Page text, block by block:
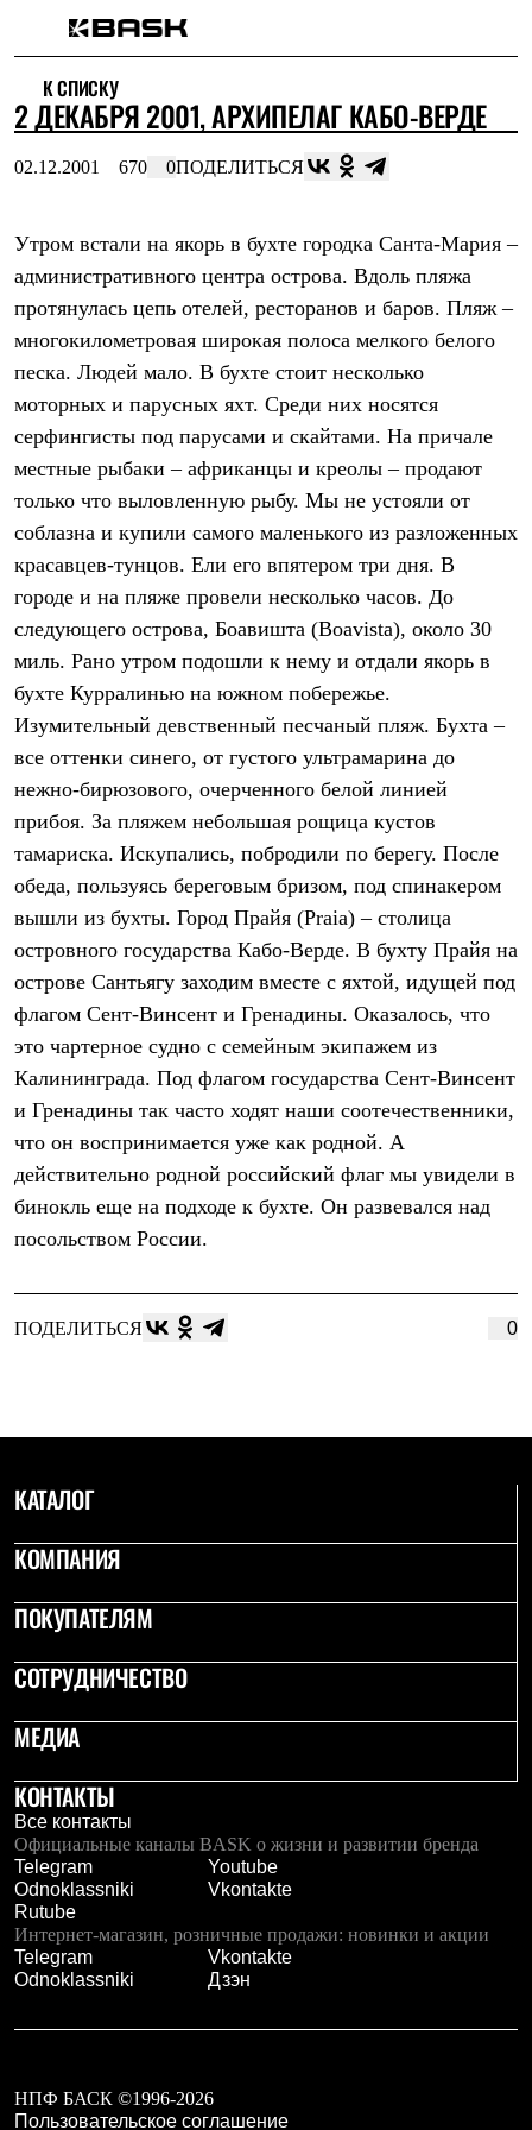
Интернет-магазин
Мужская одежда
Утепленная пухом
Куртки
Брюки
Утепленная синтетикой
Куртки
Брюки
Штормовая одежда
Куртки
Софтшелл одежда
Куртки
Брюки
Флисовая одежда
Куртки
Брюки
Термобелье
Теплое термобелье
Легкое термобелье
Лёгкая одежда
Футболки
Толстовки
Брюки
Женская одежда
Утепленная пухом
Куртки
Брюки
Жилеты
Утепленная синтетикой
Куртки
Брюки
Штормовая одежда
Софтшелл одежда
Куртки
Лёгкая одежда
Рубашки
Футболки
Толстовки
Брюки
Термобелье
Теплое термобелье
Среднее термобелье
Легкое термобелье
Детская одежда
Куртки
Брюки
Футболки
Брюки
Софтшелл одежда
Флисовая одежда
Куртки
Жилеты
Термобелье
Комплект термобелья
Снаряжение
Палатки и тенты
Палатки
Тенты
Аксессуары для палаток
Рюкзаки
Экспедиционные
Легкоходные
Городские
Пуховые
Комбинированные
К СПИСКУ
2 ДЕКАБРЯ 2001, АРХИПЕЛАГ КАБО-ВЕРДЕ
02.12.2001 670 0ПОДЕЛИТЬСЯ
Утром встали на якорь в бухте городка Санта-Мария –
административного центра острова. Вдоль пляжа
протянулась цепь отелей, ресторанов и баров. Пляж –
многокилометровая широкая полоса мелкого белого
песка. Людей мало. В бухте стоит несколько
моторных и парусных яхт. Среди них носятся
серфингисты под парусами и скайтами. На причале
местные рыбаки – африканцы и креолы – продают
только что выловленную рыбу. Мы не устояли от
соблазна и купили самого маленького из разложенных
красавцев-тунцов. Ели его впятером три дня. В
городе и на пляже провели несколько часов. До
следующего острова, Боавишта (Boavista), около 30
миль. Рано утром подошли к нему и отдали якорь в
бухте Курралинью на южном побережье.
Изумительный девственный песчаный пляж. Бухта –
все оттенки синего, от густого ультрамарина до
нежно-бирюзового, очерченного белой линией
прибоя. За пляжем небольшая рощица кустов
тамариска. Искупались, побродили по берегу. После
обеда, пользуясь береговым бризом, под спинакером
вышли из бухты. Город Прайя (Praia) – столица
островного государства Кабо-Верде. В бухту Прайя на
острове Сантьягу заходим вместе с яхтой, идущей под
флагом Сент-Винсент и Гренадины. Оказалось, что
это чартерное судно с семейным экипажем из
Калининграда. Под флагом государства Сент-Винсент
и Гренадины так часто ходят наши соотечественники,
что он воспринимается уже как родной. А
действительно родной российский флаг мы увидели в
бинокль еще на подходе к бухте. Он развевался над
посольством России.
ПОДЕЛИТЬСЯ 0
КАТАЛОГ
КОМПАНИЯ
ПОКУПАТЕЛЯМ
СОТРУДНИЧЕСТВО
МЕДИА
КОНТАКТЫ
Все контакты
Официальные каналы BASK о жизни и развитии бренда
Telegram
Youtube
Odnoklassniki
Vkontakte
Rutube
Интернет-магазин, розничные продажи: новинки и акции
Telegram
Vkontakte
Odnoklassniki
Дзэн
НПФ БАСК ©1996-2026
Пользовательское соглашение